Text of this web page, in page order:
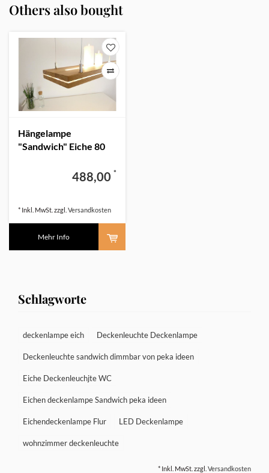
Others also bought
Hängelampe
"Sandwich" Eiche 80
488,00 *
* Inkl. MwSt. zzgl. Versandkosten
Mehr Info
Schlagworte
deckenlampe eich Deckenleuchte Deckenlampe
Deckenleuchte sandwich dimmbar von peka ideen
Eiche Deckenleuchjte WC
Eichen deckenlampe Sandwich peka ideen
Eichendeckenlampe Flur LED Deckenlampe
wohnzimmer deckenleuchte
* Inkl. MwSt. zzgl. Versandkosten